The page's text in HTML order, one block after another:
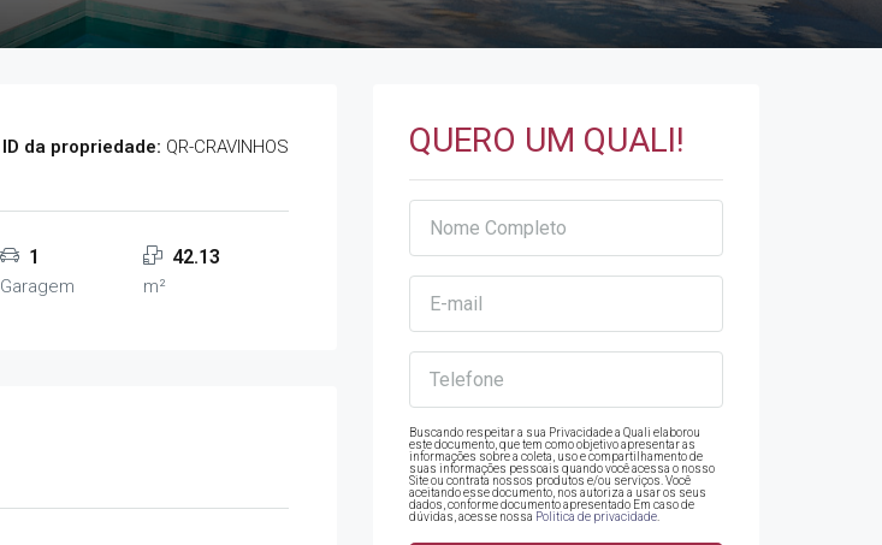
ID da propriedade: QR-CRAVINHOS
1
Garagem
42.13
m²
QUERO UM QUALI!
Buscando respeitar a sua Privacidade a Quali elaborou
este documento, que tem como objetivo apresentar as
informações sobre a coleta, uso e compartilhamento de
suas informações pessoais quando você acessa o nosso
Site ou contrata nossos produtos e/ou serviços. Você
aceitando esse documento, nos autoriza a usar os seus
dados, conforme documento apresentado Em caso de
dúvidas, acesse nossa Politica de privacidade